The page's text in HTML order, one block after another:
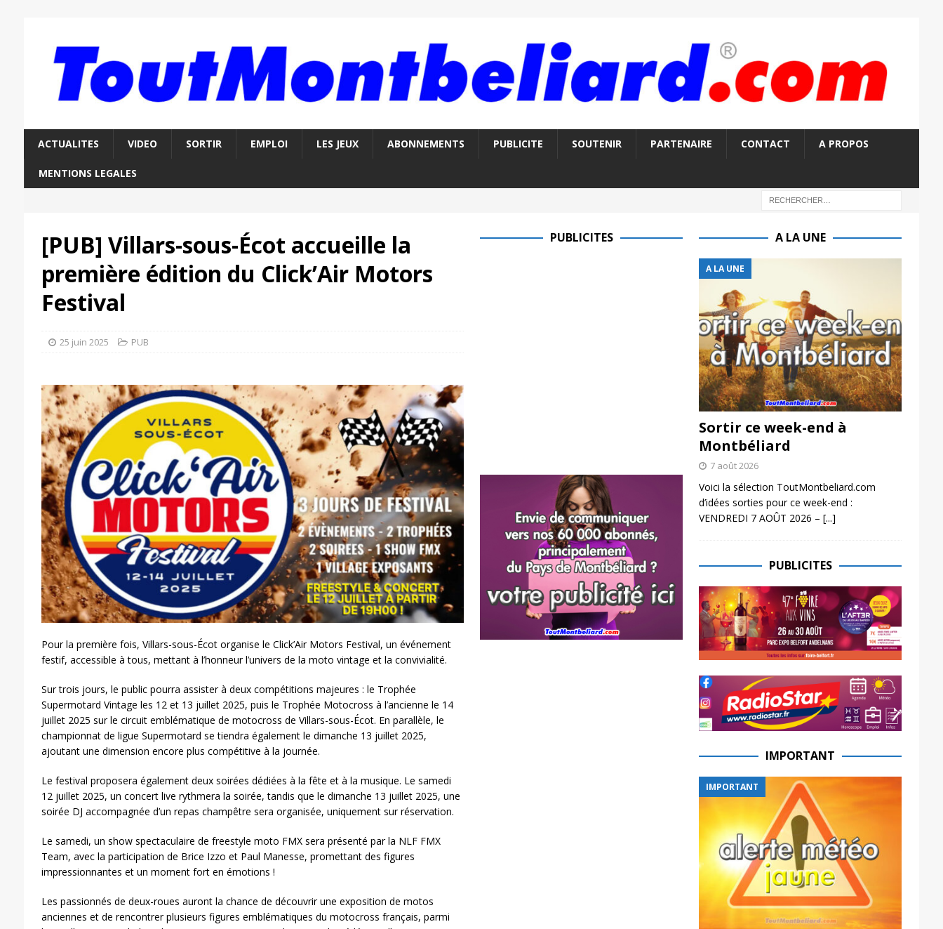
ACTUALITES VIDEO SORTIR EMPLOI LES JEUX ABONNEMENTS PUBLICITE SOUTENIR PARTENAIRE CONTACT A PROPOS
MENTIONS LEGALES
[PUB] Villars-sous-Écot accueille la
première édition du Click’Air Motors
Festival
25 juin 2025 PUB
Pour la première fois, Villars-sous-Écot organise le Click’Air Motors Festival, un événement
festif, accessible à tous, mettant à l’honneur l’univers de la moto vintage et la convivialité.
Sur trois jours, le public pourra assister à deux compétitions majeures : le Trophée
Supermotard Vintage les 12 et 13 juillet 2025, puis le Trophée Motocross à l’ancienne le 14
juillet 2025 sur le circuit emblématique de motocross de Villars-sous-Écot. En parallèle, le
championnat de ligue Supermotard se tiendra également le dimanche 13 juillet 2025,
ajoutant une dimension encore plus compétitive à la journée.
Le festival proposera également deux soirées dédiées à la fête et à la musique. Le samedi
12 juillet 2025, un concert live rythmera la soirée, tandis que le dimanche 13 juillet 2025, une
soirée DJ accompagnée d’un repas champêtre sera organisée, uniquement sur réservation.
Le samedi, un show spectaculaire de freestyle moto FMX sera présenté par la NLF FMX
Team, avec la participation de Brice Izzo et Paul Manesse, promettant des figures
impressionnantes et un moment fort en émotions !
Les passionnés de deux-roues auront la chance de découvrir une exposition de motos
anciennes et de rencontrer plusieurs figures emblématiques du motocross français, parmi
PUBLICITES A LA UNE
A LA UNE
Sortir ce week-end à
Montbéliard
7 août 2026
Voici la sélection ToutMontbeliard.com
d’idées sorties pour ce week-end :
VENDREDI 7 AOÛT 2026 – [...]
PUBLICITES
IMPORTANT
IMPORTANT